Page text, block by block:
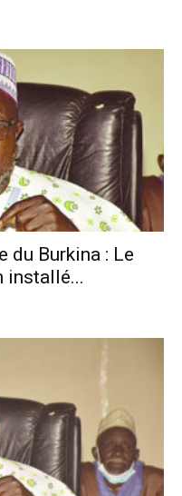
du Burkina : Le
installé...